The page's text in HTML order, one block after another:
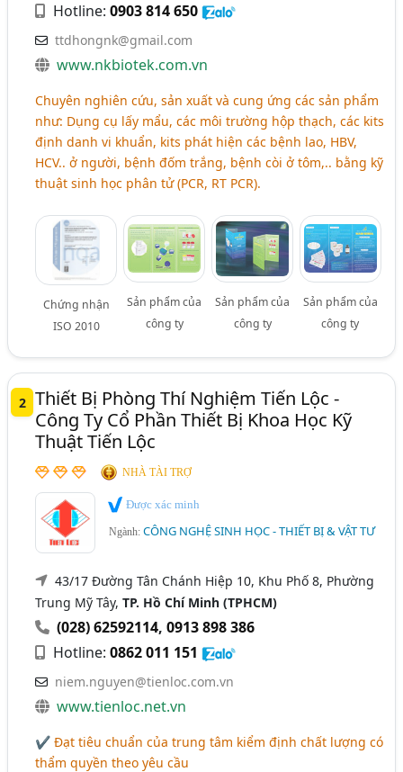
Hotline:0903 814 650
ttdhongnk@gmail.com
www.nkbiotek.com.vn
Chuyên nghiên cứu, sản xuất và cung ứng các sản phẩm
như: Dụng cụ lấy mẩu, các môi trường hộp thạch, các kits
định danh vi khuẩn, kits phát hiện các bệnh lao, HBV,
HCV.. ở người, bệnh đốm trắng, bệnh còi ở tôm,.. bằng kỹ
thuật sinh học phân tử (PCR, RT PCR).
Chứng nhận
ISO 2010
Sản phẩm của
công ty
Sản phẩm của
công ty
Sản phẩm của
công ty
2 Thiết Bị Phòng Thí Nghiệm Tiến Lộc -
Công Ty Cổ Phần Thiết Bị Khoa Học Kỹ
Thuật Tiến Lộc
NHÀ TÀI TRỢ
Được xác minh
Ngành:CÔNG NGHỆ SINH HỌC - THIẾT BỊ & VẬT TƯ
43/17 Đường Tân Chánh Hiệp 10, Khu Phố 8, Phường
Trung Mỹ Tây,TP. Hồ Chí Minh (TPHCM)
(028) 62592114,0913 898 386
Hotline:0862 011 151
niem.nguyen@tienloc.com.vn
www.tienloc.net.vn
✔ Đạt tiêu chuẩn của trung tâm kiểm định chất lượng có
thẩm quyền theo yêu cầu